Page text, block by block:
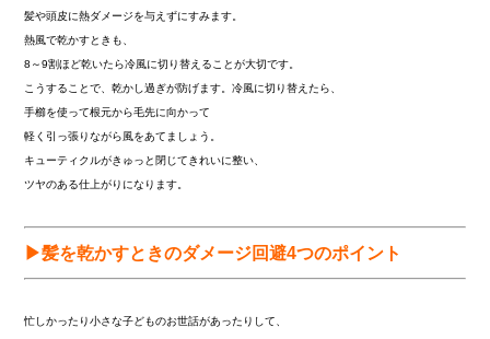
髪や頭皮に熱ダメージを与えずにすみます。
熱風で乾かすときも、
8～9割ほど乾いたら冷風に切り替えることが大切です。
こうすることで、乾かし過ぎが防げます。冷風に切り替えたら、
手櫛を使って根元から毛先に向かって
軽く引っ張りながら風をあてましょう。
キューティクルがきゅっと閉じてきれいに整い、
ツヤのある仕上がりになります。
▶髪を乾かすときのダメージ回避4つのポイント
忙しかったり小さな子どものお世話があったりして、